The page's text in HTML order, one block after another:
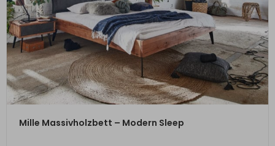
Mille Massivholzbett – Modern Sleep